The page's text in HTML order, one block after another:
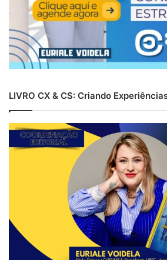
LIVRO CX & CS: Criando